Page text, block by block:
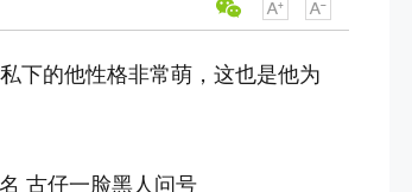
下的他性格非常萌，这也是他为